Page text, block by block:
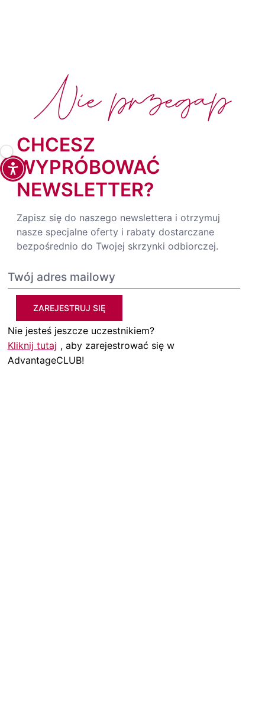
CHCESZ
WYPRÓBOWAĆ
NEWSLETTER?
Zapisz się do naszego newslettera i otrzymuj
nasze specjalne oferty i rabaty dostarczane
bezpośrednio do Twojej skrzynki odbiorczej.
ZAREJESTRUJ SIĘ
Nie jesteś jeszcze uczestnikiem?
Kliknij tutaj , aby zarejestrować się w
AdvantageCLUB!
Nie przegap